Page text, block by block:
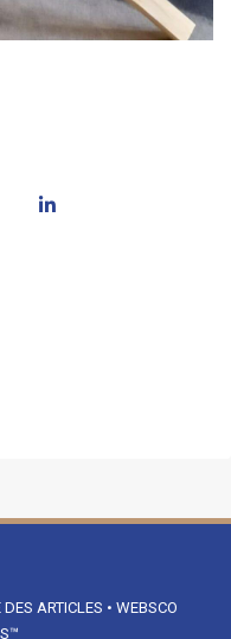
DES ARTICLES • WEBSCO